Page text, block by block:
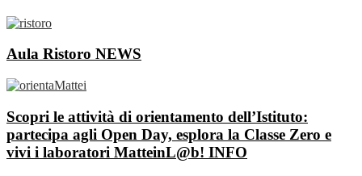
Aula Ristoro NEWS
Scopri le attività di orientamento dell’Istituto:
partecipa agli Open Day, esplora la Classe Zero e
vivi i laboratori MatteinL@b! INFO